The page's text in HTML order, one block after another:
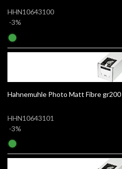
HHN10643100
-3%
HHN10643101
-3%